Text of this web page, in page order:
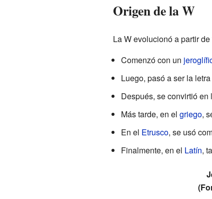
Origen de la W
La W evolucionó a partir
Comenzó con un
Luego, pasó a ser la
Después, se convirtió en
Más tarde, en el griego,
En el Etrusco, se usó
Finalmente, en el Latín,